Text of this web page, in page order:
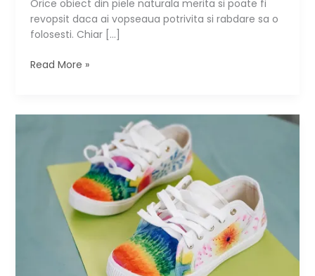
Orice obiect din piele naturala merita si poate fi
revopsit daca ai vopseaua potrivita si rabdare sa o
folosesti. Chiar […]
DIY:
Read More »